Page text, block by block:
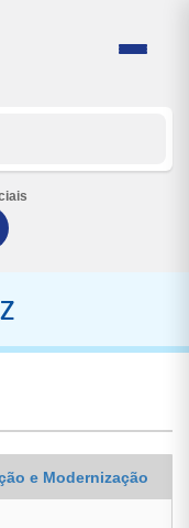
e Modernização